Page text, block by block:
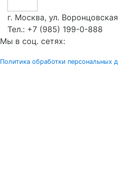
г. Москва, ул.
Тел.: +7 (985) 199-0-888
Мы в соц. сетях:
Политика обработки персональных